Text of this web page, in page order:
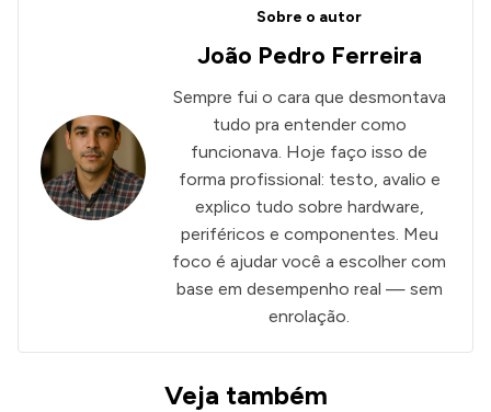
ANÚNCIOS
Sobre o autor
João Pedro Ferreira
Sempre fui o cara que desmontava
tudo pra entender como
funcionava. Hoje faço isso de
forma profissional: testo, avalio e
explico tudo sobre hardware,
periféricos e componentes. Meu
foco é ajudar você a escolher com
base em desempenho real — sem
enrolação.
Veja também